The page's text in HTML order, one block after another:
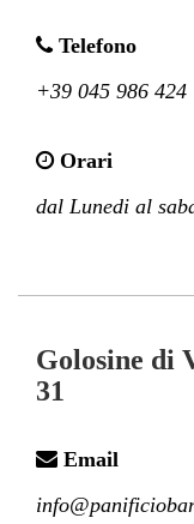
Telefono
+39 045 986 424
Orari
dal Lunedi al
Golosine di
31
Email